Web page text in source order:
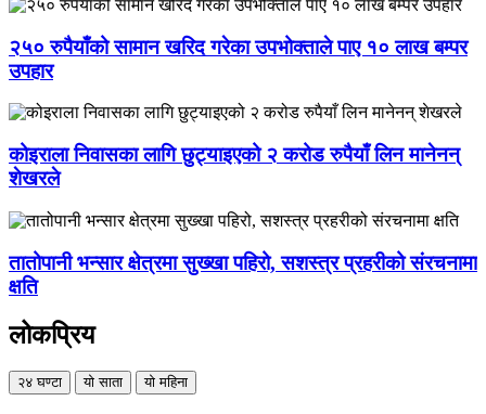
२५० रुपैयाँको सामान खरिद गरेका उपभोक्ताले पाए १० लाख बम्पर
उपहार
कोइराला निवासका लागि छुट्याइएको २ करोड रुपैयाँ लिन मानेनन्
शेखरले
तातोपानी भन्सार क्षेत्रमा सुख्खा पहिरो, सशस्त्र प्रहरीको संरचनामा
क्षति
लोकप्रिय
२४ घण्टा यो साता यो महिना